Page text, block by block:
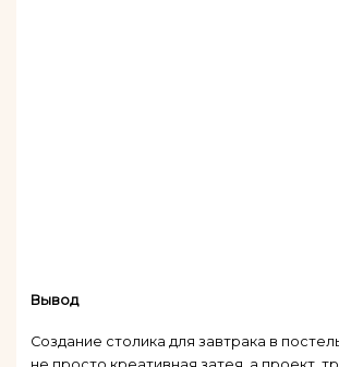
Вывод
Создание столика для завтрака в